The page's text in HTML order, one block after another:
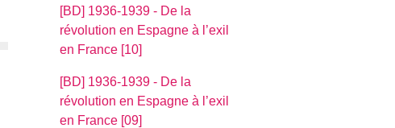
[BD] 1936-1939 - De la
révolution en Espagne à l’exil
en France [10]
[BD] 1936-1939 - De la
révolution en Espagne à l’exil
en France [09]